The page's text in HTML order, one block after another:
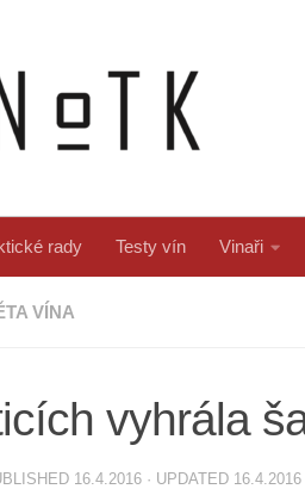
rady Testy vín Vinaři
VÍNA
vyhrála
16.4.2016 · UPDATED 16.4.2016